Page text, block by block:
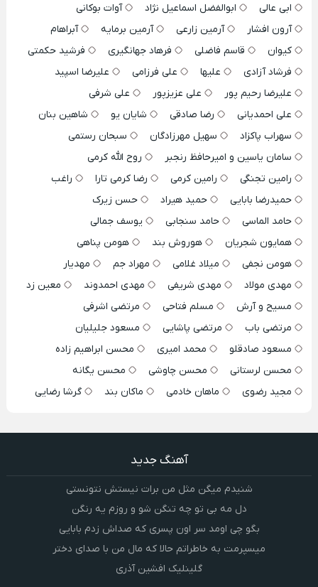
ابی عالی
ابوالفضل اسماعیل نژاد
آوات بوکانی
آرون افشار
آرمین زارعی آرمین برمایه
آبراهام
کیوان
قاسم فاضلی فرهاد جهانگیری
فرشید حکمتی
فرشاد آزادی
علیها علی فرزامی
علیرضا اسپید
علیرضا رحیم پور
علی عزیزپور
علی شرفی
علی احمدیانی
رضا صادقی شایان یو
شاهین بنان
سهراب پاکزاد
سهیل مهرزادگان
سبحان رستمی
سامان یاسین و امیرحافظ رنجبر
روح الله کرمی
رامین تجنگی
رامین کرمی رضا کرمی تارا
راغب
حمیدرضا بابایی
حمید هیراد
حسن زیرک
حامد الماسی
حامد سنجابی
یوسف جمالی
همایون شجریان
هوروش بند
هومن پناهی
هومن نجفی
میلاد غلامی مهراد جم
مهدیار
مهدی مولاد
مهدی شریفی مهدی احمدوند
معین زد
مسیح و آرش
مسلم فتاحی
مرتضی اشرفی
مرتضی باب
مرتضی پاشایی
مسعود جلیلیان
مسعود صادقلو
محمد امیری
محسن ابراهیم زاده
محسن لرستانی
محسن چاوشی
محسن یگانه
مجید رضوی
ماهان خادمی ماکان بند گرشا رضایی
آهنگ جدید
شنیدم میگن مثل من برات نیستش نتونستی
دل مه بی تو چه تنگن شو و روزم یه رنگن
بگو چی اومد سر اون پسری که صداش زدم بابایی
میسپرمت به خاطراتم حالا که مال من با صدای دختر
گلینلیک افشین آذری